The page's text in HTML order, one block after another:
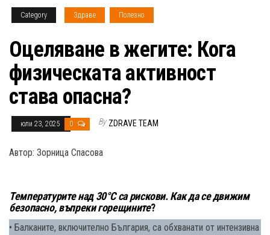
Category Здраве Полезно
Оцеляване в жегите: Кога
физическата активност
става опасна?
юли 23, 2025 0 By ZDRAVE TEAM
Автор: Зорница Спасова
Температурите над 30°C са рискови. Как да се движим
безопасно, въпреки горещините?
• Балканите, включително България, са обхванати от интензивна